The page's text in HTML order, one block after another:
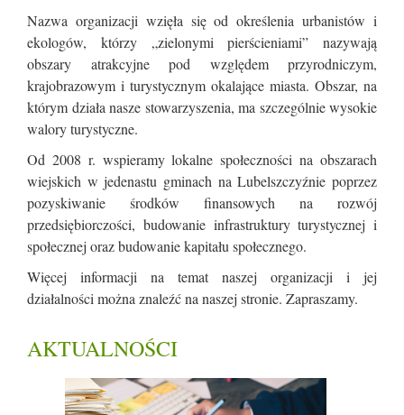
Nazwa organizacji wzięła się od określenia urbanistów i
ekologów, którzy „zielonymi pierścieniami” nazywają
obszary atrakcyjne pod względem przyrodniczym,
krajobrazowym i turystycznym okalające miasta. Obszar, na
którym działa nasze stowarzyszenia, ma szczególnie wysokie
walory turystyczne.
Od 2008 r. wspieramy lokalne społeczności na obszarach
wiejskich w jedenastu gminach na Lubelszczyźnie poprzez
pozyskiwanie środków finansowych na rozwój
przedsiębiorczości, budowanie infrastruktury turystycznej i
społecznej oraz budowanie kapitału społecznego.
Więcej informacji na temat naszej organizacji i jej
działalności można znaleźć na naszej stronie. Zapraszamy.
AKTUALNOŚCI